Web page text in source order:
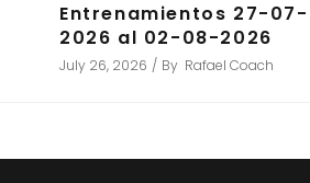
Entrenamientos 27-07-
2026 al 02-08-2026
July 26, 2026 By Rafael Coach